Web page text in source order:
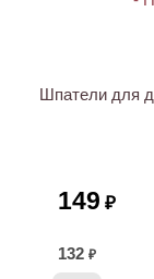
Шпатели для
149 ₽
132 ₽